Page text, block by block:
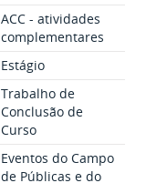
ACC - atividades
complementares
Estágio
Trabalho de
Conclusão de
Curso
Eventos do Campo
de Públicas e do